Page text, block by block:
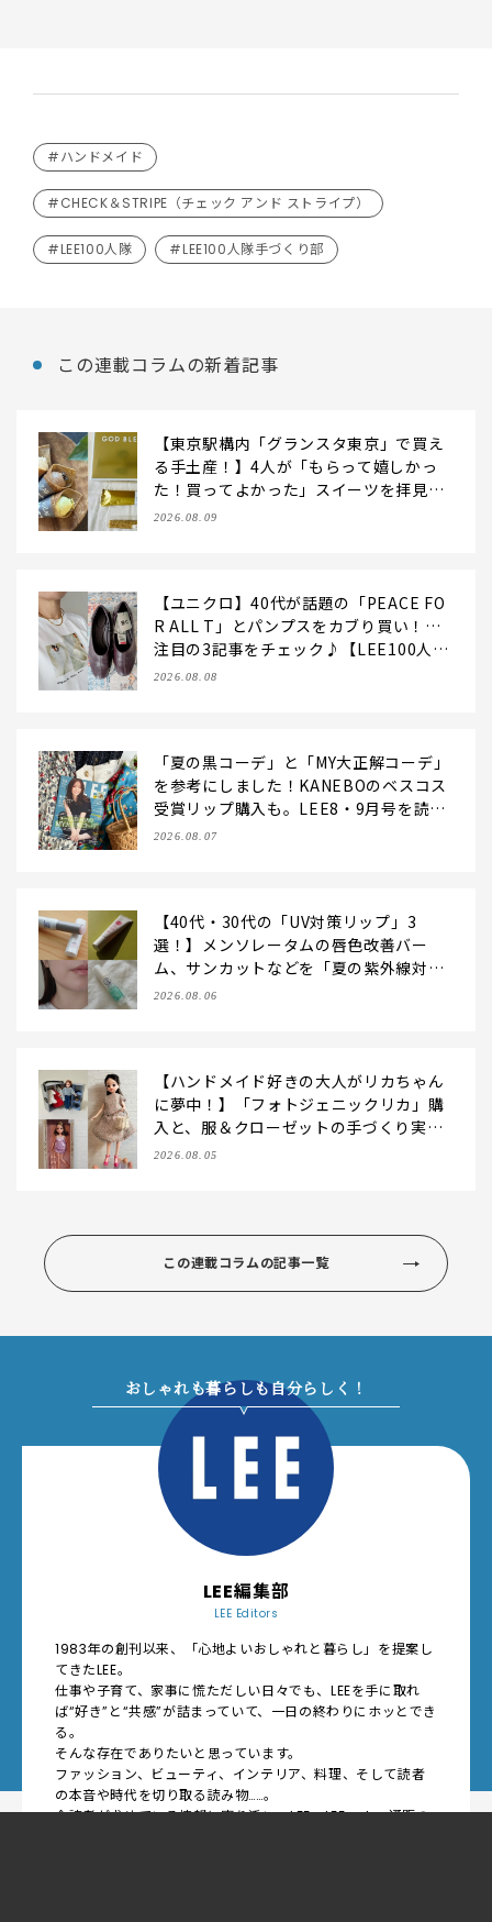
#ハンドメイド
#CHECK＆STRIPE（チェック アンド ストライプ）
#LEE100人隊 #LEE100人隊手づくり部
この連載コラムの新着記事
【東京駅構内「グランスタ東京」で買え
る手土産！】4人が「もらって嬉しかっ
た！買ってよかった」スイーツを拝見♪
GOD BLESS BUTTERのバター菓子、SO
2026.08.09
【ユニクロ】40代が話題の「PEACE FO
R ALL T」とパンプスをカブり買い！…
注目の3記事をチェック♪【LEE100人
隊・2026】
2026.08.08
「夏の黒コーデ」と「MY大正解コーデ」
を参考にしました！KANEBOのベスコス
受賞リップ購入も。LEE8・9月号を読ん
だ6人の感想【LEE100人隊のレビューvo
2026.08.07
【40代・30代の「UV対策リップ」3
選！】メンソレータムの唇色改善バー
ム、サンカットなどを「夏の紫外線対
策」に愛用中です【LEE読者のイチ押し
2026.08.06
【ハンドメイド好きの大人がリカちゃん
に夢中！】「フォトジェニックリカ」購
入と、服＆クローゼットの手づくり実例
をご紹介【LEE100人隊・2026】
2026.08.05
この連載コラムの記事一覧
おしゃれも暮らしも自分らしく！
LEE編集部
LEE Editors
1983年の創刊以来、「心地よいおしゃれと暮らし」を提案し
てきたLEE。
仕事や子育て、家事に慌ただしい日々でも、LEEを手に取れ
ば“好き”と“共感”が詰まっていて、一日の終わりにホッとでき
る。
そんな存在でありたいと思っています。
ファッション、ビューティ、インテリア、料理、そして読者
の本音や時代を切り取る読み物……。
今読者が求めている情報に寄り添い、LEE、LEEweb、通販の